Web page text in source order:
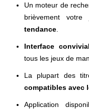
Un moteur de
brièvement
tendance
Interface
tous les jeux de
La plupart des
compatibles avec
Application